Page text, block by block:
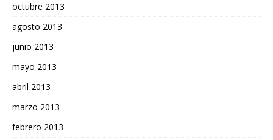
octubre 2013
agosto 2013
junio 2013
mayo 2013
abril 2013
marzo 2013
febrero 2013